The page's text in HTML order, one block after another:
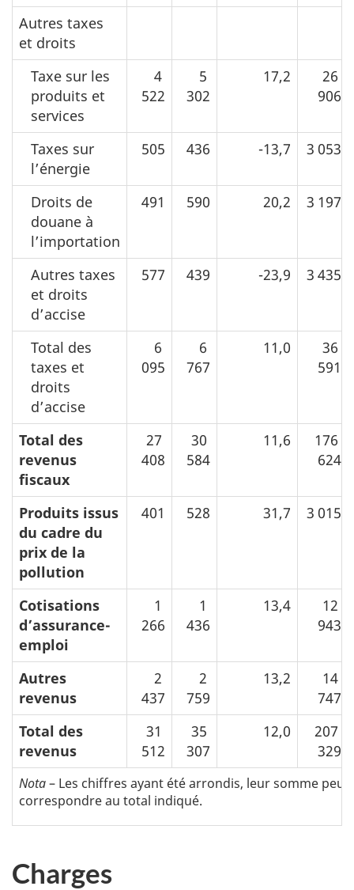
Autres taxes
et droits
Taxe sur les
produits et
services
4
522
5
302
17,2
26
906
Taxes sur
l’énergie
505 436 -13,7 3 053
Droits de
douane à
l’importation
491 590 20,2 3 197
Autres taxes
et droits
d’accise
577 439 -23,9 3 435
Total des
taxes et
droits
d’accise
6
095
6
767
11,0
36
591
Total des
revenus
fiscaux
27
408
30
584
11,6
176
624
Produits issus
du cadre du
prix de la
pollution
401 528 31,7 3 015
Cotisations
d’assurance-
emploi
1
266
1
436
13,4
12
943
Autres
revenus
2
437
2
759
13,2
14
747
Total des
revenus
31
512
35
307
12,0
207
329
Nota– Les chiffres ayant été arrondis, leur somme peut
correspondre au total indiqué.
Charges